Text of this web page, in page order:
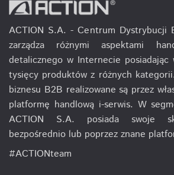
ACTION S.A. - Centrum Dystrybucji
zarządza różnymi aspektami
detalicznego w Internecie
tysięcy produktów z różnych
biznesu B2B realizowane są przez
platformę handlową i-serwis. W
ACTION S.A. posiada swoje
bezpośrednio lub poprzez znane
#ACTIONteam